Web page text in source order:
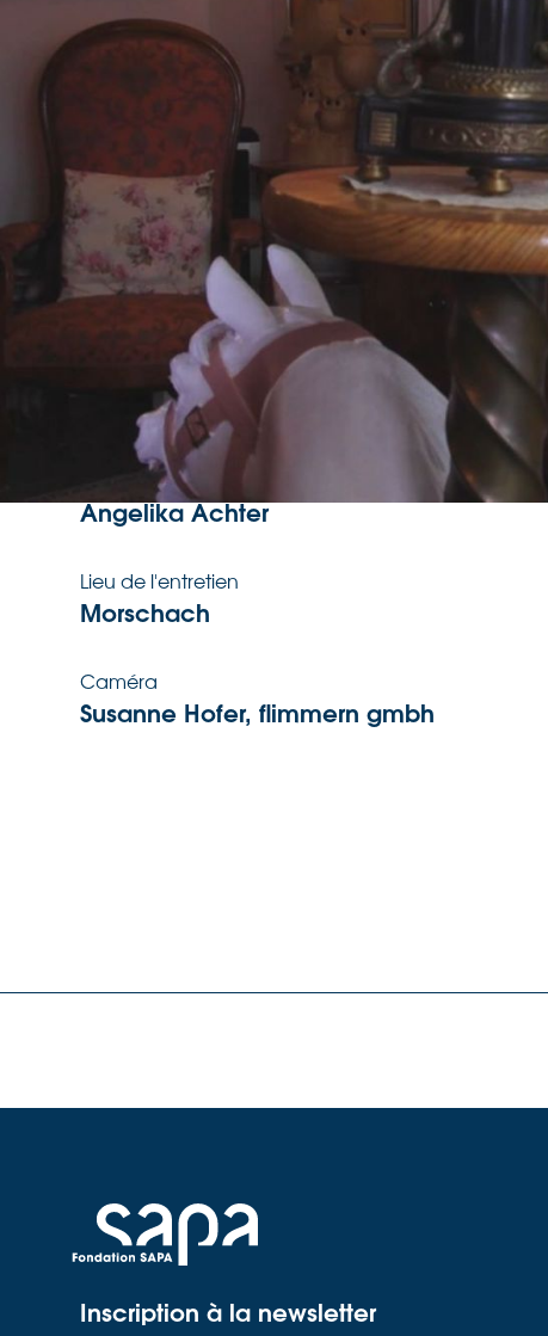
Durée de l'entretien
3 heures 54 minutes
Date de l'entretien
7.7.2021
Langue de l'entretien
Allemand
Enquêtrice
Angelika Ächter
Lieu de l'entretien
Morschach
Caméra
Susanne Hofer, flimmern gmbh
Inscription à la newsletter